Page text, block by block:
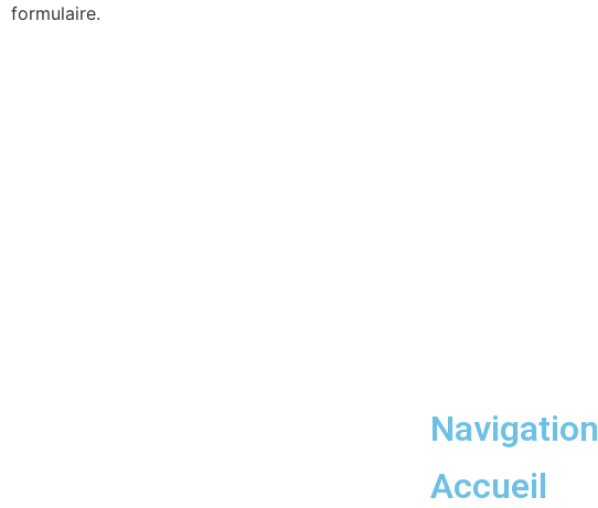
formulaire.
Navigation
Accueil